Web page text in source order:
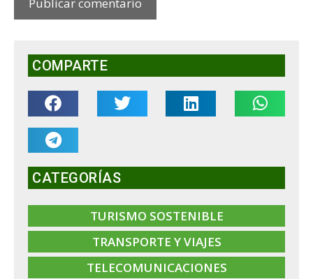
COMPARTE
CATEGORÍAS
TURISMO SOSTENIBLE
TRANSPORTE Y VIAJES
TELECOMUNICACIONES